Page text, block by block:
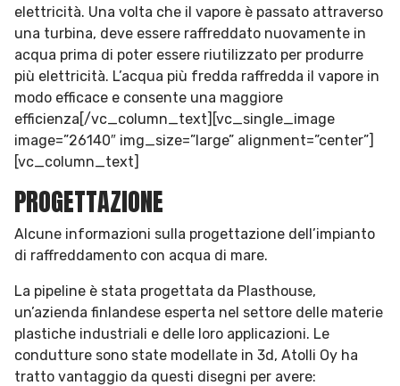
elettricità. Una volta che il vapore è passato attraverso
una turbina, deve essere raffreddato nuovamente in
acqua prima di poter essere riutilizzato per produrre
più elettricità. L’acqua più fredda raffredda il vapore in
modo efficace e consente una maggiore
efficienza[/vc_column_text][vc_single_image
image=”26140″ img_size=”large” alignment=”center”]
[vc_column_text]
PROGETTAZIONE
Alcune informazioni sulla progettazione dell’impianto
di raffreddamento con acqua di mare.
La pipeline è stata progettata da Plasthouse,
un’azienda finlandese esperta nel settore delle materie
plastiche industriali e delle loro applicazioni. Le
condutture sono state modellate in 3d, Atolli Oy ha
tratto vantaggio da questi disegni per avere: